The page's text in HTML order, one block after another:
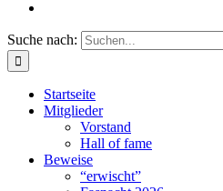
Suche nach:
Startseite
Mitglieder
Vorstand
Hall of fame
Beweise
“erwischt”